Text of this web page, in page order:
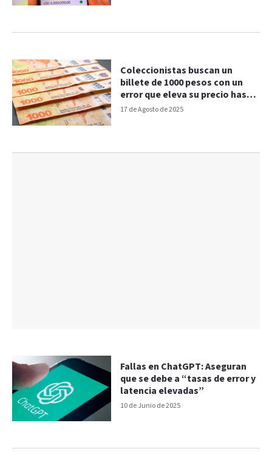
17 de Agosto de 2025
Coleccionistas buscan un
billete de 1000 pesos con un
error que eleva su precio hasta
$50.000
10 de Junio de 2025
Fallas en ChatGPT: Aseguran
que se debe a “tasas de error y
latencia elevadas”